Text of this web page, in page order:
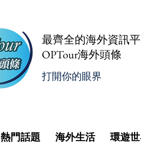
最齊全的海外資訊
OPTour海外頭條
打開你的眼界
熱門話題 海外生活 環遊